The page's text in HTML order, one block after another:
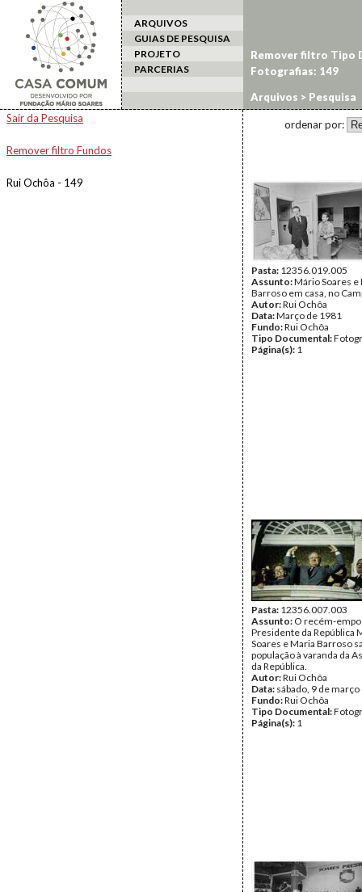
ARQUIVOS
GUIAS DE PESQUISA
PROJETO
PARCERIAS
Arquivos > Pesquisa
Sair da Pesquisa
Remover filtro Fundos
Rui Ochôa - 149
Remover filtro Tipo
Fotografias: 149
ordenar por:
Pasta: 12356.019.005
Assunto:Mário Soares e
Barroso em casa, no
Autor:Rui Ochôa
Data:Março de 1981
Fundo:Rui Ochôa
Tipo Documental:
Página(s): 1
Pasta: 12356.007.003
Assunto: O recém-
Presidente da República
Soares e Maria Barroso
população à varanda da
da República.
Autor:Rui Ochôa
Data: sábado, 9 de
Fundo:Rui Ochôa
Tipo Documental:
Página(s): 1